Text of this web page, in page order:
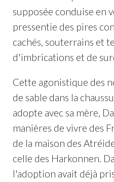
supposée conduise en
pressentie des pires
cachés, souterrains et
d'imbrications et de
Cette agonistique des
de sable dans la
adopte avec sa mère,
manières de vivre des
de la maison des
celle des Harkonnen.
l'adoption avait déjà